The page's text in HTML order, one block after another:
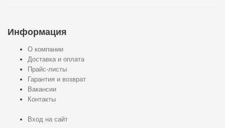
Информация
О компании
Доставка и оплата
Прайс-листы
Гарантия и возврат
Вакансии
Контакты
Вход на сайт